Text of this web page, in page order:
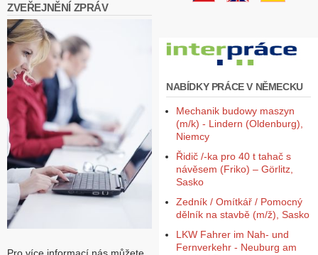
ZVEŘEJNĚNÍ ZPRÁV
Pro více informací nás můžete
NABÍDKY PRÁCE V NĚMECKU
Mechanik budowy maszyn
(m/k) - Lindern (Oldenburg),
Niemcy
Řidič /-ka pro 40 t tahač s
návěsem (Friko) – Görlitz,
Sasko
Zedník / Omítkář / Pomocný
dělník na stavbě (m/ž), Sasko
LKW Fahrer im Nah- und
Fernverkehr - Neuburg am